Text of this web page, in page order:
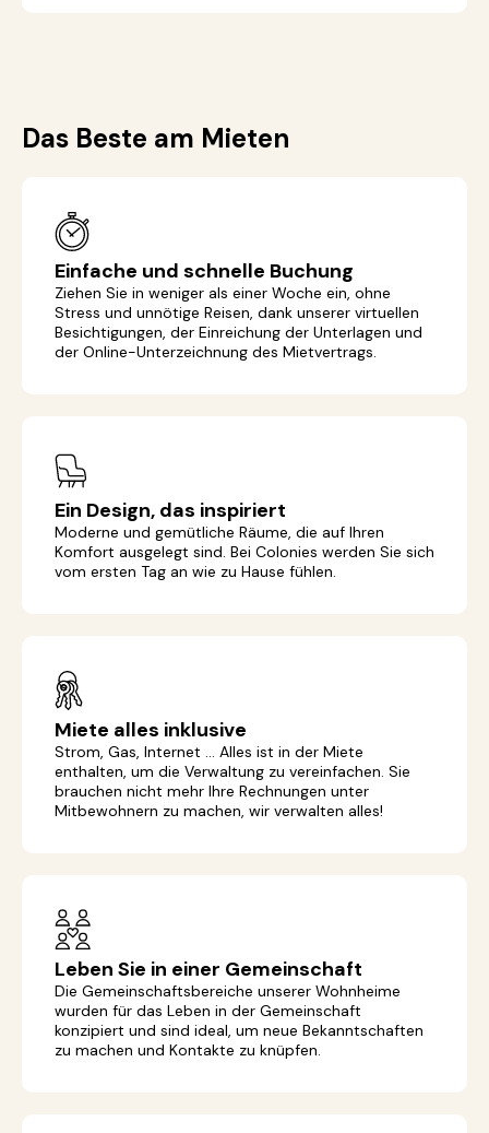
Das Beste am Mieten
Einfache und schnelle Buchung
Ziehen Sie in weniger als einer Woche ein, ohne
Stress und unnötige Reisen, dank unserer virtuellen
Besichtigungen, der Einreichung der Unterlagen und
der Online-Unterzeichnung des Mietvertrags.
Ein Design, das inspiriert
Moderne und gemütliche Räume, die auf Ihren
Komfort ausgelegt sind. Bei Colonies werden Sie sich
vom ersten Tag an wie zu Hause fühlen.
Miete alles inklusive
Strom, Gas, Internet ... Alles ist in der Miete
enthalten, um die Verwaltung zu vereinfachen. Sie
brauchen nicht mehr Ihre Rechnungen unter
Mitbewohnern zu machen, wir verwalten alles!
Leben Sie in einer Gemeinschaft
Die Gemeinschaftsbereiche unserer Wohnheime
wurden für das Leben in der Gemeinschaft
konzipiert und sind ideal, um neue Bekanntschaften
zu machen und Kontakte zu knüpfen.